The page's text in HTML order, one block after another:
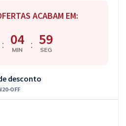
ACABAM EM:
: 04
MIN : 58
SEG
desconto
OFF